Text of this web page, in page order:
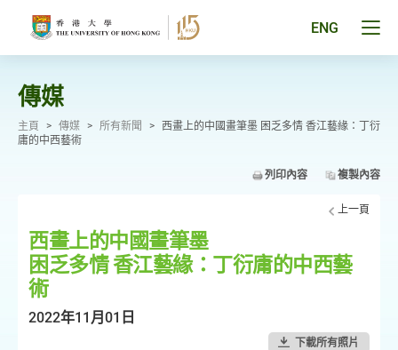
ENG
傳媒
主頁 > 傳媒 > 所有新聞 >
西畫上的中國畫筆墨 困乏多情 香江藝緣：丁衍
庸的中西藝術
列印內容 複製內容
上一頁
西畫上的中國畫筆墨
困乏多情 香江藝緣：丁衍庸的中西藝
術
2022年11月01日
下載所有照片